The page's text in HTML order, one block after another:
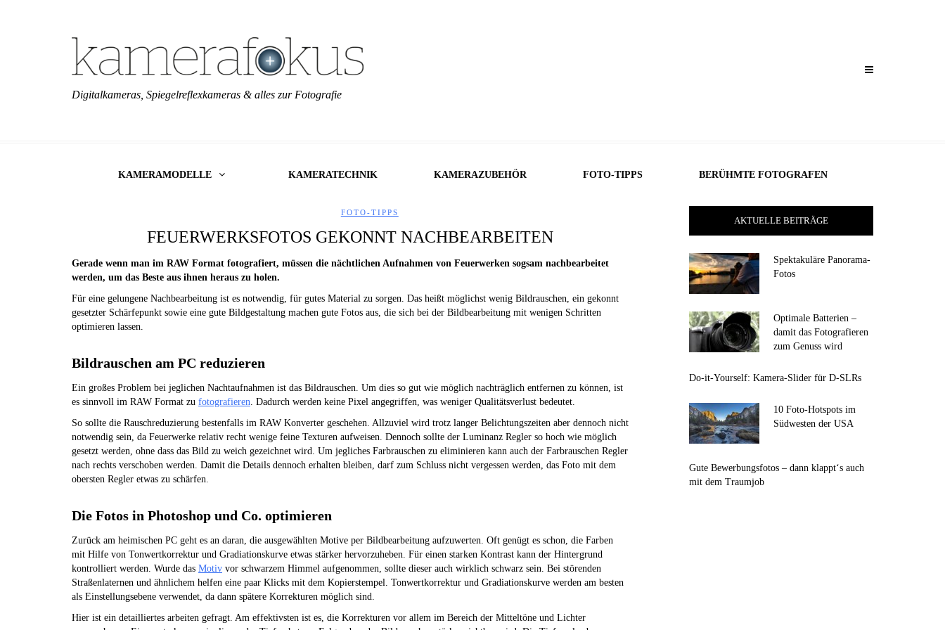
Digitalkameras, Spiegelreflexkameras & alles zur Fotografie
KAMERAMODELLE KAMERATECHNIK KAMERAZUBEHÖR FOTO-TIPPS BERÜHMTE FOTOGRAFEN
FOTO-TIPPS
FEUERWERKSFOTOS GEKONNT NACHBEARBEITEN
Gerade wenn man im RAW Format fotografiert, müssen die nächtlichen Aufnahmen von Feuerwerken sogsam nachbearbeitet
werden, um das Beste aus ihnen heraus zu holen.
Für eine gelungene Nachbearbeitung ist es notwendig, für gutes Material zu sorgen. Das heißt möglichst wenig Bildrauschen, ein gekonnt
gesetzter Schärfepunkt sowie eine gute Bildgestaltung machen gute Fotos aus, die sich bei der Bildbearbeitung mit wenigen Schritten
optimieren lassen.
Bildrauschen am PC reduzieren
Ein großes Problem bei jeglichen Nachtaufnahmen ist das Bildrauschen. Um dies so gut wie möglich nachträglich entfernen zu können, ist
es sinnvoll im RAW Format zu fotografieren. Dadurch werden keine Pixel angegriffen, was weniger Qualitätsverlust bedeutet.
So sollte die Rauschreduzierung bestenfalls im RAW Konverter geschehen. Allzuviel wird trotz langer Belichtungszeiten aber dennoch nicht
notwendig sein, da Feuerwerke relativ recht wenige feine Texturen aufweisen. Dennoch sollte der Luminanz Regler so hoch wie möglich
gesetzt werden, ohne dass das Bild zu weich gezeichnet wird. Um jegliches Farbrauschen zu eliminieren kann auch der Farbrauschen Regler
nach rechts verschoben werden. Damit die Details dennoch erhalten bleiben, darf zum Schluss nicht vergessen werden, das Foto mit dem
obersten Regler etwas zu schärfen.
Die Fotos in Photoshop und Co. optimieren
Zurück am heimischen PC geht es an daran, die ausgewählten Motive per Bildbearbeitung aufzuwerten. Oft genügt es schon, die Farben
mit Hilfe von Tonwertkorrektur und Gradiationskurve etwas stärker hervorzuheben. Für einen starken Kontrast kann der Hintergrund
kontrolliert werden. Wurde das Motiv vor schwarzem Himmel aufgenommen, sollte dieser auch wirklich schwarz sein. Bei störenden
Straßenlaternen und ähnlichem helfen eine paar Klicks mit dem Kopierstempel. Tonwertkorrektur und Gradiationskurve werden am besten
als Einstellungsebene verwendet, da dann spätere Korrekturen möglich sind.
Hier ist ein detailliertes arbeiten gefragt. Am effektivsten ist es, die Korrekturen vor allem im Bereich der Mitteltöne und Lichter
AKTUELLE BEITRÄGE
Spektakuläre Panorama-
Fotos
Optimale Batterien –
damit das Fotografieren
zum Genuss wird
Do-it-Yourself: Kamera-Slider für D-SLRs
10 Foto-Hotspots im
Südwesten der USA
Gute Bewerbungsfotos – dann klappt‘s auch
mit dem Traumjob